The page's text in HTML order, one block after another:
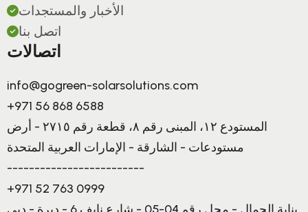
الأخبار والمستجدات
اتصل بنا
اتصالات
info@gogreen-solarsolutions.com
+971 56 868 6588
المستودع ١٢، المبنى رقم ٨، قطعة رقم ٢٧١٥ - أرض
مستودعات - الشارقة - الإمارات العربية المتحدة
-------------------------
+971 52 763 0999
بناية الجمال - محل رقم 04-05 - شارع نايف 6 - ديرة - دبي